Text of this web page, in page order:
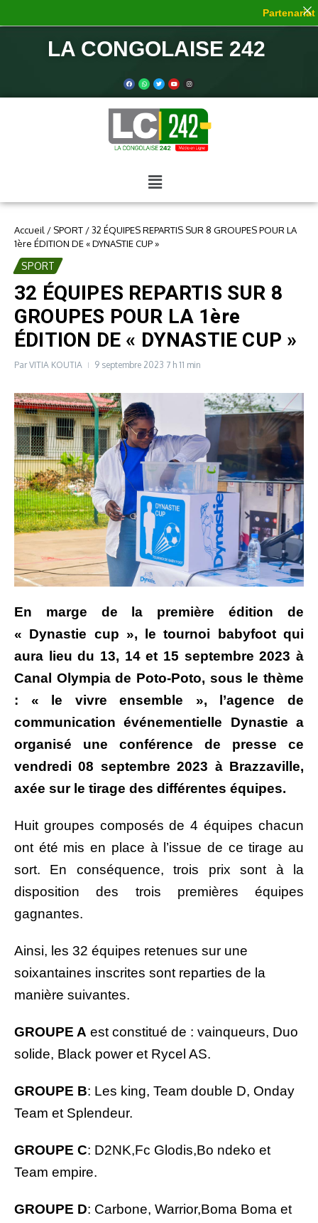
LA CONGOLAISE 242
Accueil / SPORT /32 ÉQUIPES REPARTIS SUR 8 GROUPES POUR LA
1ère ÉDITION DE « DYNASTIE CUP »
SPORT
32 ÉQUIPES REPARTIS SUR 8
GROUPES POUR LA 1ère
ÉDITION DE « DYNASTIE CUP »
ParVITIA KOUTIA 9 septembre 2023 7 h 11 min
En marge de la première édition de
« Dynastie cup », le tournoi babyfoot qui
aura lieu du 13, 14 et 15 septembre 2023 à
Canal Olympia de Poto-Poto, sous le thème
: « le vivre ensemble », l’agence de
communication événementielle Dynastie a
organisé une conférence de presse ce
vendredi 08 septembre 2023 à Brazzaville,
axée sur le tirage des différentes équipes.
Huit groupes composés de 4 équipes chacun
ont été mis en place à l’issue de ce tirage au
sort. En conséquence, trois prix sont à la
disposition des trois premières équipes
gagnantes.
Ainsi, les 32 équipes retenues sur une
soixantaines inscrites sont reparties de la
manière suivantes.
GROUPE A est constitué de : vainqueurs, Duo
solide, Black power et Rycel AS.
GROUPE B: Les king, Team double D, Onday
Team et Splendeur.
GROUPE C: D2NK,Fc Glodis,Bo ndeko et
Team empire.
GROUPE D: Carbone, Warrior,Boma Boma et
Partenariat